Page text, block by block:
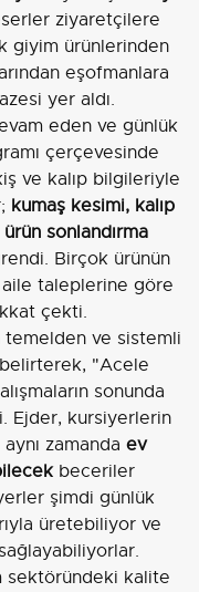
ziyaretçilere
giyim ürünlerinden
eşofmanlara
yer aldı.
eden ve günlük
çerçevesinde
ve kalıp bilgileriyle
kumaş kesimi, kalıp
ürün sonlandırma
Birçok ürünün
taleplerine göre
çekti.
temelden ve sistemli
"Acele
sonunda
Ejder, kursiyerlerin
zamanda ev
beceriler
şimdi günlük
üretebiliyor ve
sektöründeki kalite